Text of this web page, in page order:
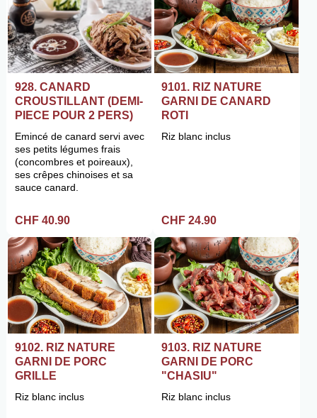
928. CANARD
CROUSTILLANT (DEMI-
PIECE POUR 2 PERS)
Emincé de canard servi avec
ses petits légumes frais
(concombres et poireaux),
ses crêpes chinoises et sa
sauce canard.
CHF 40.90
9101. RIZ NATURE
GARNI DE CANARD
ROTI
Riz blanc inclus
CHF 24.90
9102. RIZ NATURE
GARNI DE PORC
GRILLE
Riz blanc inclus
9103. RIZ NATURE
GARNI DE PORC
"CHASIU"
Riz blanc inclus